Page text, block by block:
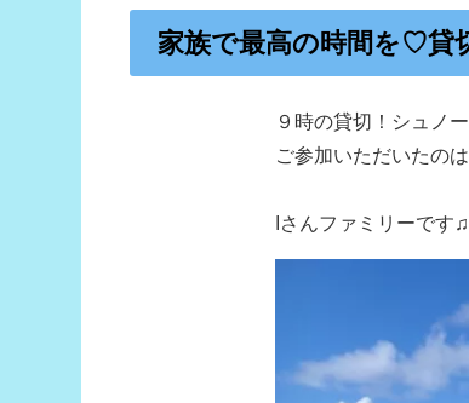
家族で最高の時間を♡貸
９時の貸切！シュノ
ご参加いただいたのは
Iさんファミリーです♫